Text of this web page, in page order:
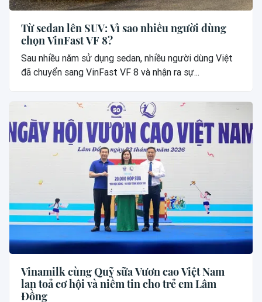
Từ sedan lên SUV: Vì sao nhiều người dùng
chọn VinFast VF 8?
Sau nhiều năm sử dụng sedan, nhiều người dùng Việt
đã chuyển sang VinFast VF 8 và nhận ra sự...
Vinamilk cùng Quỹ sữa Vươn cao Việt Nam
lan toả cơ hội và niềm tin cho trẻ em Lâm
Đồng